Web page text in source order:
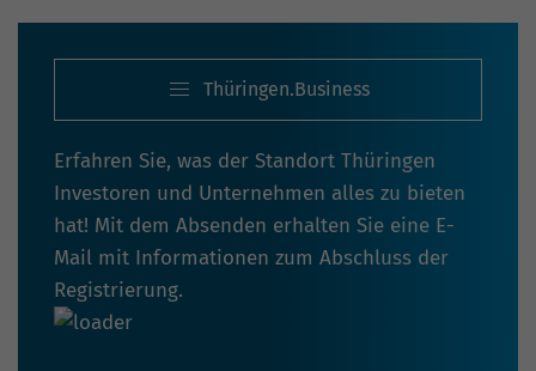
Thüringen.Business
Erfahren Sie, was der Standort Thüringen
Investoren und Unternehmen alles zu bieten
hat! Mit dem Absenden erhalten Sie eine E-
Mail mit Informationen zum Abschluss der
Registrierung.